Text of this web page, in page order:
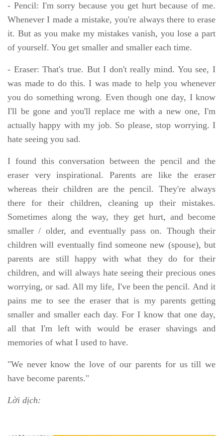
- Pencil: I'm sorry because you get hurt because of me.
Whenever I made a mistake, you're always there to erase
it. But as you make my mistakes vanish, you lose a part
of yourself. You get smaller and smaller each time.
- Eraser: That's true. But I don't really mind. You see, I
was made to do this. I was made to help you whenever
you do something wrong. Even though one day, I know
I'll be gone and you'll replace me with a new one, I'm
actually happy with my job. So please, stop worrying. I
hate seeing you sad.
I found this conversation between the pencil and the
eraser very inspirational. Parents are like the eraser
whereas their children are the pencil. They're always
there for their children, cleaning up their mistakes.
Sometimes along the way, they get hurt, and become
smaller / older, and eventually pass on. Though their
children will eventually find someone new (spouse), but
parents are still happy with what they do for their
children, and will always hate seeing their precious ones
worrying, or sad. All my life, I've been the pencil. And it
pains me to see the eraser that is my parents getting
smaller and smaller each day. For I know that one day,
all that I'm left with would be eraser shavings and
memories of what I used to have.
"We never know the love of our parents for us till we
have become parents."
Lời dịch: